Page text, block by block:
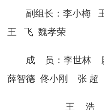
副组长： 李小梅
王
飞 魏孝荣
成 员： 李世林
薛智德 佟小刚 张
王 浩 李